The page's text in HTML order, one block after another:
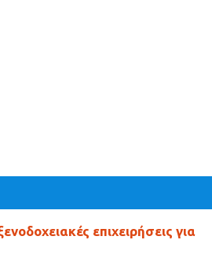
επιχειρήσεις για